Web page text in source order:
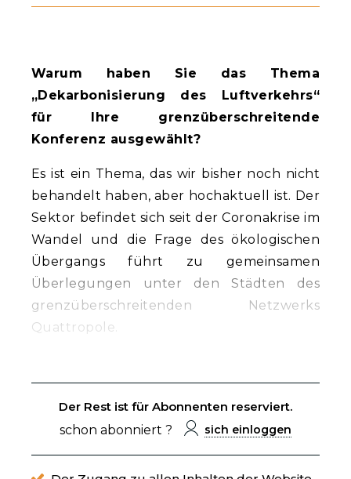
Warum haben Sie das Thema
„Dekarbonisierung des Luftverkehrs“
für Ihre grenzüberschreitende
Konferenz ausgewählt?
Es ist ein Thema, das wir bisher noch nicht
behandelt haben, aber hochaktuell ist. Der
Sektor befindet sich seit der Coronakrise im
Wandel und die Frage des ökologischen
Übergangs führt zu gemeinsamen
Überlegungen unter den Städten des
grenzüberschreitenden Netzwerks
Quattropole.
Der Rest ist für Abonnenten reserviert.
schon abonniert ?
sich einloggen